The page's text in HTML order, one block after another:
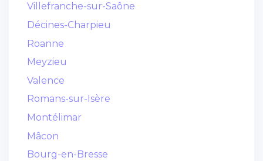
Villefranche-sur-Saône
Décines-Charpieu
Roanne
Meyzieu
Valence
Romans-sur-Isère
Montélimar
Mâcon
Bourg-en-Bresse